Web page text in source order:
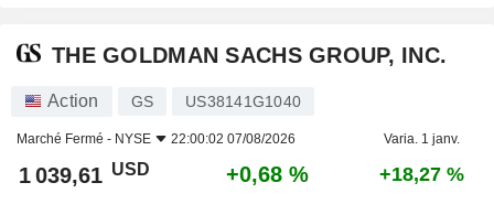
THE GOLDMAN SACHS GROUP, INC.
Action GS US38141G1040
Marché Fermé - NYSE 22:00:02 07/08/2026 Varia. 1 janv.
1 039,61 USD +0,68 % +18,27 %